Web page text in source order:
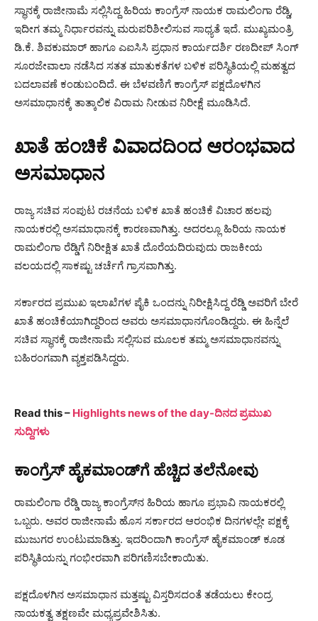
ಸ್ಥಾನಕ್ಕೆ ರಾಜೀನಾಮೆ ಸಲ್ಲಿಸಿದ್ದ ಹಿರಿಯ ಕಾಂಗ್ರೆಸ್ ನಾಯಕ ರಾಮಲಿಂಗಾ ರೆಡ್ಡಿ,
ಇದೀಗ ತಮ್ಮ ನಿರ್ಧಾರವನ್ನು ಮರುಪರಿಶೀಲಿಸುವ ಸಾಧ್ಯತೆ ಇದೆ. ಮುಖ್ಯಮಂತ್ರಿ
ಡಿ.ಕೆ. ಶಿವಕುಮಾರ್ ಹಾಗೂ ಎಐಸಿಸಿ ಪ್ರಧಾನ ಕಾರ್ಯದರ್ಶಿ ರಣದೀಪ್ ಸಿಂಗ್
ಸೂರಜೇವಾಲಾ ನಡೆಸಿದ ಸತತ ಮಾತುಕತೆಗಳ ಬಳಿಕ ಪರಿಸ್ಥಿತಿಯಲ್ಲಿ ಮಹತ್ವದ
ಬದಲಾವಣೆ ಕಂಡುಬಂದಿದೆ. ಈ ಬೆಳವಣಿಗೆ ಕಾಂಗ್ರೆಸ್ ಪಕ್ಷದೊಳಗಿನ
ಅಸಮಾಧಾನಕ್ಕೆ ತಾತ್ಕಾಲಿಕ ವಿರಾಮ ನೀಡುವ ನಿರೀಕ್ಷೆ ಮೂಡಿಸಿದೆ.
ಖಾತೆ ಹಂಚಿಕೆ ವಿವಾದದಿಂದ ಆರಂಭವಾದ
ಅಸಮಾಧಾನ
ರಾಜ್ಯ ಸಚಿವ ಸಂಪುಟ ರಚನೆಯ ಬಳಿಕ ಖಾತೆ ಹಂಚಿಕೆ ವಿಚಾರ ಹಲವು
ನಾಯಕರಲ್ಲಿ ಅಸಮಾಧಾನಕ್ಕೆ ಕಾರಣವಾಗಿತ್ತು. ಅದರಲ್ಲೂ ಹಿರಿಯ ನಾಯಕ
ರಾಮಲಿಂಗಾ ರೆಡ್ಡಿಗೆ ನಿರೀಕ್ಷಿತ ಖಾತೆ ದೊರೆಯದಿರುವುದು ರಾಜಕೀಯ
ವಲಯದಲ್ಲಿ ಸಾಕಷ್ಟು ಚರ್ಚೆಗೆ ಗ್ರಾಸವಾಗಿತ್ತು.
ಸರ್ಕಾರದ ಪ್ರಮುಖ ಇಲಾಖೆಗಳ ಪೈಕಿ ಒಂದನ್ನು ನಿರೀಕ್ಷಿಸಿದ್ದ ರೆಡ್ಡಿ ಅವರಿಗೆ ಬೇರೆ
ಖಾತೆ ಹಂಚಿಕೆಯಾಗಿದ್ದರಿಂದ ಅವರು ಅಸಮಾಧಾನಗೊಂಡಿದ್ದರು. ಈ ಹಿನ್ನೆಲೆ
ಸಚಿವ ಸ್ಥಾನಕ್ಕೆ ರಾಜೀನಾಮೆ ಸಲ್ಲಿಸುವ ಮೂಲಕ ತಮ್ಮ ಅಸಮಾಧಾನವನ್ನು
ಬಹಿರಂಗವಾಗಿ ವ್ಯಕ್ತಪಡಿಸಿದ್ದರು.
Read this – Highlights news of the day-ದಿನದ ಪ್ರಮುಖ
ಸುದ್ದಿಗಳು
ಕಾಂಗ್ರೆಸ್ ಹೈಕಮಾಂಡ್‌ಗೆ ಹೆಚ್ಚಿದ ತಲೆನೋವು
ರಾಮಲಿಂಗಾ ರೆಡ್ಡಿ ರಾಜ್ಯ ಕಾಂಗ್ರೆಸ್‌ನ ಹಿರಿಯ ಹಾಗೂ ಪ್ರಭಾವಿ ನಾಯಕರಲ್ಲಿ
ಒಬ್ಬರು. ಅವರ ರಾಜೀನಾಮೆ ಹೊಸ ಸರ್ಕಾರದ ಆರಂಭಿಕ ದಿನಗಳಲ್ಲೇ ಪಕ್ಷಕ್ಕೆ
ಮುಜುಗರ ಉಂಟುಮಾಡಿತ್ತು. ಇದರಿಂದಾಗಿ ಕಾಂಗ್ರೆಸ್ ಹೈಕಮಾಂಡ್ ಕೂಡ
ಪರಿಸ್ಥಿತಿಯನ್ನು ಗಂಭೀರವಾಗಿ ಪರಿಗಣಿಸಬೇಕಾಯಿತು.
ಪಕ್ಷದೊಳಗಿನ ಅಸಮಾಧಾನ ಮತ್ತಷ್ಟು ವಿಸ್ತರಿಸದಂತೆ ತಡೆಯಲು ಕೇಂದ್ರ
ನಾಯಕತ್ವ ತಕ್ಷಣವೇ ಮಧ್ಯಪ್ರವೇಶಿಸಿತು.